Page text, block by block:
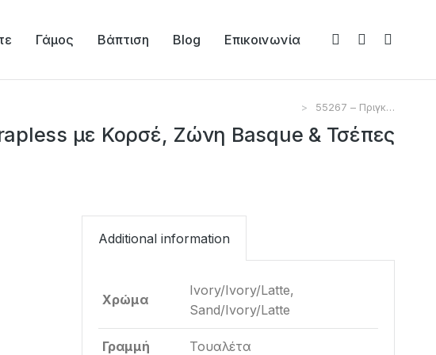
Γάμος Βάπτιση Blog Επικοινωνία
55267 – Πριγκ…
με Κορσέ, Ζώνη Basque & Τσέπες
Additional information
Χρώμα
Ivory/Ivory/Latte,
Sand/Ivory/Latte
Γραμμή Τουαλέτα